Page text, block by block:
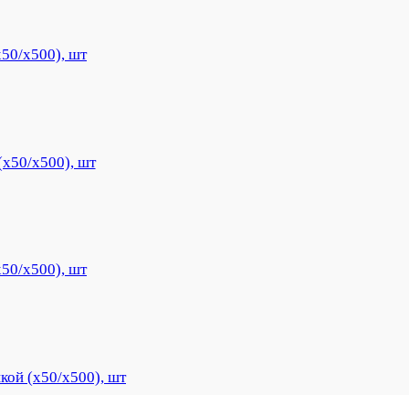
х500), шт
х500), шт
х500), шт
(х50/х500), шт